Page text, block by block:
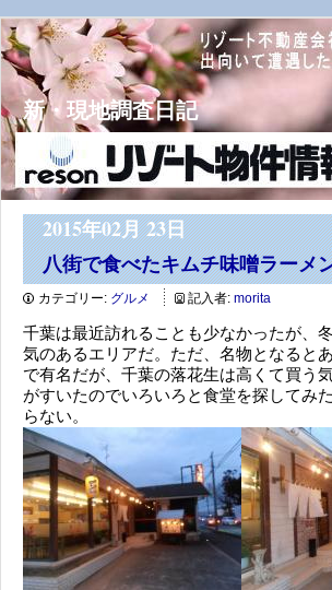
新・現地調査日記
2015年02月 23日
八街で食べたキムチ味噌ラーメ
カテゴリー: グルメ 記入者: morita
千葉は最近訪れることも少なかったが、
気のあるエリアだ。ただ、名物となると
で有名だが、千葉の落花生は高くて買う
がすいたのでいろいろと食堂を探してみ
らない。